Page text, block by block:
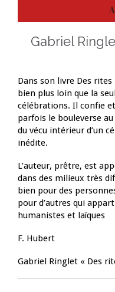
Gabriel
Dans son livre Des
bien plus loin que la
célébrations. Il confie
parfois le bouleverse
du vécu intérieur d’un
inédite.
L’auteur, prêtre, est
dans des milieux très
bien pour des
pour d’autres qui
humanistes et laïques
F. Hubert
Gabriel Ringlet « Des